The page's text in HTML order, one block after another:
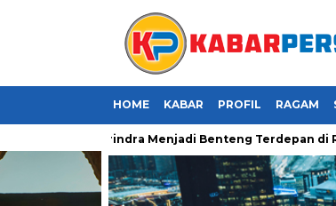
HOME KABAR PROFIL RAGAM
Gerindra Menjadi Benteng Terdepan di Ruang